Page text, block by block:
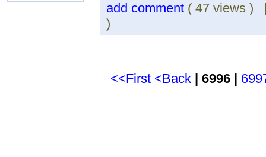
add comment ( 47 views
)
<<First <Back | 6996 |